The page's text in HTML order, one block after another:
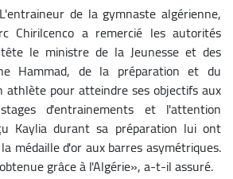
de la gymnaste algérienne,
Chirilcenco a remercié les autorités
le ministre de la Jeunesse et des
Hammad, de la préparation et du
athlète pour atteindre ses objectifs aux
d'entrainements et l'attention
Kaylia durant sa préparation lui ont
médaille d'or auxbarres asymétriques.
grâce à l'Algérie»,a-t-il assuré.